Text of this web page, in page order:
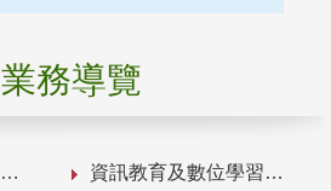
業務導覽
資訊教育及數位學習